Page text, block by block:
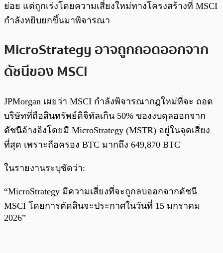
ย่อย แต่ถูกเร่งโดยความเสี่ยงใหม่ทางโครงสร้างที่ MSCI
กำลังหยิบยกขึ้นมาพิจารณา
MicroStrategy อาจถูกถอดออกจาก
ดัชนีของ MSCI
JPMorgan เผยว่า MSCI กำลังพิจารณากฎใหม่ที่จะ ถอด
บริษัทที่ถือสินทรัพย์ดิจิทัลเกิน 50% ของงบดุลออกจาก
ดัชนีอ้างอิงโดยมี MicroStrategy (MSTR) อยู่ในจุดเสี่ยง
ที่สุด เพราะถือครอง BTC มากถึง 649,870 BTC
ในรายงานระบุชัดว่า:
“MicroStrategy มีความเสี่ยงที่จะถูกลบออกจากดัชนี
MSCI โดยการตัดสินจะประกาศในวันที่ 15 มกราคม
2026”